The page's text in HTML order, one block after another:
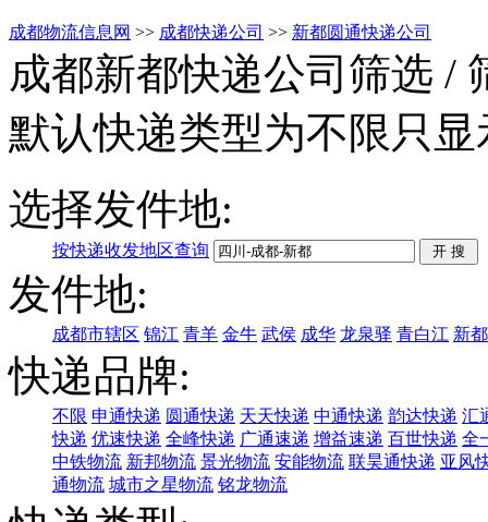
成都物流信息网 >> 成都快递公司 >> 新都圆通快递公司
成都新都快递公司筛选 /
默认快递类型为不限只
选择发件地:
按快递收发地区查询
发件地:
成都市辖区 锦江 青羊 金牛 武侯 成华 龙泉驿 青白江 新都
快递品牌:
不限 申通快递 圆通快递 天天快递 中通快递 韵达快递 汇
快递 优速快递 全峰快递 广通速递 增益速递 百世快递 全
中铁物流 新邦物流 景光物流 安能物流 联昊通快递 亚风
通物流 城市之星物流 铭龙物流